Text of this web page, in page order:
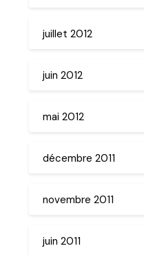
juillet 2012
juin 2012
mai 2012
décembre 2011
novembre 2011
juin 2011